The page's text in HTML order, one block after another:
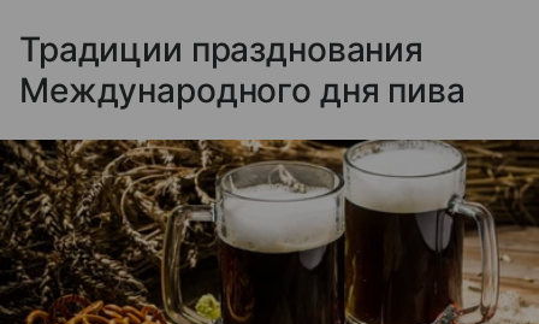
Традиции празднования
Международного дня пива